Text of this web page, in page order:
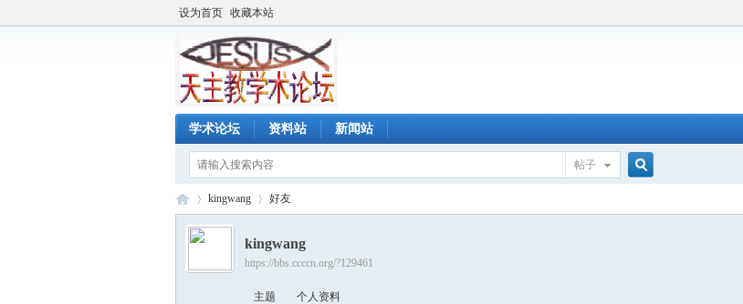
设为首页 收藏本站
学术论坛 资料站 新闻站
帖子
›
kingwang 好友
kingwang
https://bbs.ccccn.org/?129461
主题 个人资料